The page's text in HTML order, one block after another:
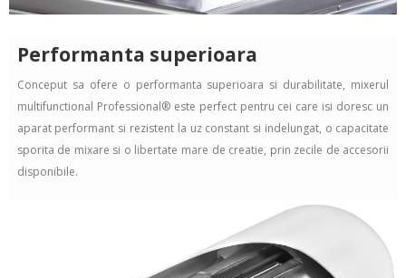
Performanta superioara
Conceput sa ofere o performanta superioara si durabilitate, mixerul
multifunctional Professional® este perfect pentru cei care isi doresc un
aparat performant si rezistent la uz constant si indelungat, o capacitate
sporita de mixare si o libertate mare de creatie, prin zecile de accesorii
disponibile.